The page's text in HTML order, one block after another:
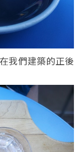
我們建築的正後